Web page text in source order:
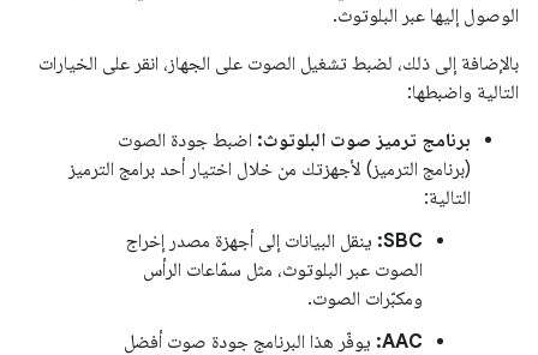
الوصول إليها عبر البلوتوث.
بالإضافة إلى ذلك، لضبط تشغيل الصوت على الجهاز، انقر على الخيارات
التالية واضبطها:
برنامج ترميز صوت البلوتوث: اضبط جودة الصوت
(برنامج الترميز) لأجهزتك من خلال اختيار أحد برامج الترميز
التالية:
SBC: ينقل البيانات إلى أجهزة مصدر إخراج
الصوت عبر البلوتوث، مثل سمّاعات الرأس
ومكبّرات الصوت.
AAC: يوفّر هذا البرنامج جودة صوت أفضل